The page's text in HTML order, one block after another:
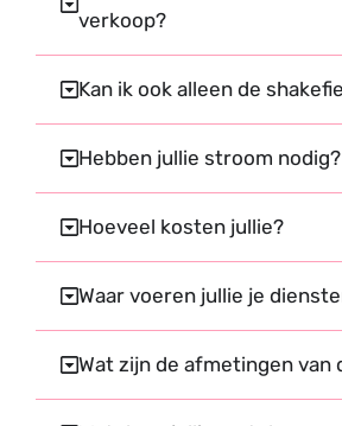
verkoop?
Kan ik ook alleen de
Hebben jullie stroom nodig?
Hoeveel kosten jullie?
Waar voeren jullie je
Wat zijn de afmetingen van